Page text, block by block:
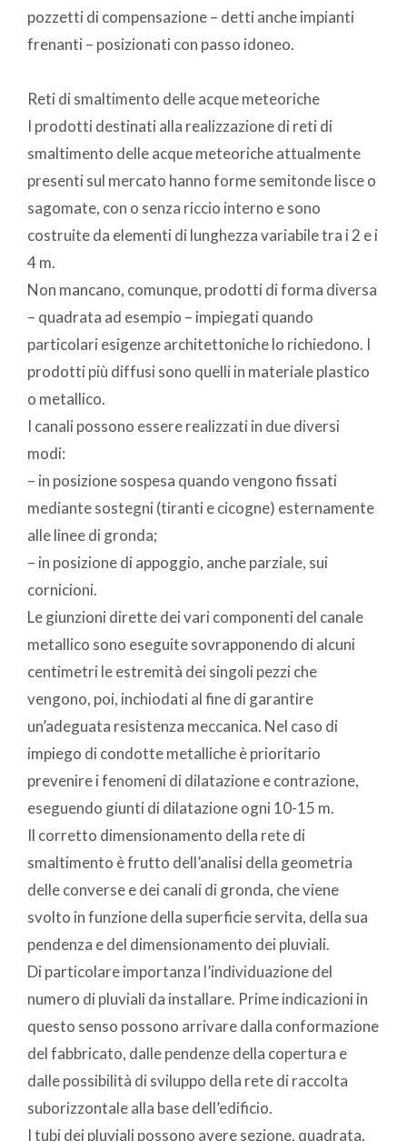
pozzetti di compensazione – detti anche impianti
frenanti – posizionati con passo idoneo.
Reti di smaltimento delle acque meteoriche
I prodotti destinati alla realizzazione di reti di
smaltimento delle acque meteoriche attualmente
presenti sul mercato hanno forme semitonde lisce o
sagomate, con o senza riccio interno e sono
costruite da elementi di lunghezza variabile tra i 2 e i
4 m.
Non mancano, comunque, prodotti di forma diversa
– quadrata ad esempio – impiegati quando
particolari esigenze architettoniche lo richiedono. I
prodotti più diffusi sono quelli in materiale plastico
o metallico.
I canali possono essere realizzati in due diversi
modi:
– in posizione sospesa quando vengono fissati
mediante sostegni (tiranti e cicogne) esternamente
alle linee di gronda;
– in posizione di appoggio, anche parziale, sui
cornicioni.
Le giunzioni dirette dei vari componenti del canale
metallico sono eseguite sovrapponendo di alcuni
centimetri le estremità dei singoli pezzi che
vengono, poi, inchiodati al fine di garantire
un’adeguata resistenza meccanica. Nel caso di
impiego di condotte metalliche è prioritario
prevenire i fenomeni di dilatazione e contrazione,
eseguendo giunti di dilatazione ogni 10-15 m.
Il corretto dimensionamento della rete di
smaltimento è frutto dell’analisi della geometria
delle converse e dei canali di gronda, che viene
svolto in funzione della superficie servita, della sua
pendenza e del dimensionamento dei pluviali.
Di particolare importanza l’individuazione del
numero di pluviali da installare. Prime indicazioni in
questo senso possono arrivare dalla conformazione
del fabbricato, dalle pendenze della copertura e
dalle possibilità di sviluppo della rete di raccolta
suborizzontale alla base dell’edificio.
I tubi dei pluviali possono avere sezione, quadrata,